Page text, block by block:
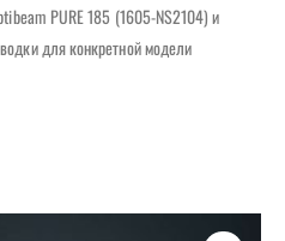
PURE 185 (1605-NS2104) и
для конкретной модели